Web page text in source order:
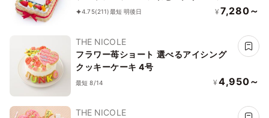
ートケーキ 21×14cm birthdaygram
4.75(211)最短 明後日 ¥ 7,280～
THE NICOLE
フラワー苺ショート 選べるアイシング
クッキーケーキ 4号
最短 8/14 ¥ 4,950～
THE NICOLE